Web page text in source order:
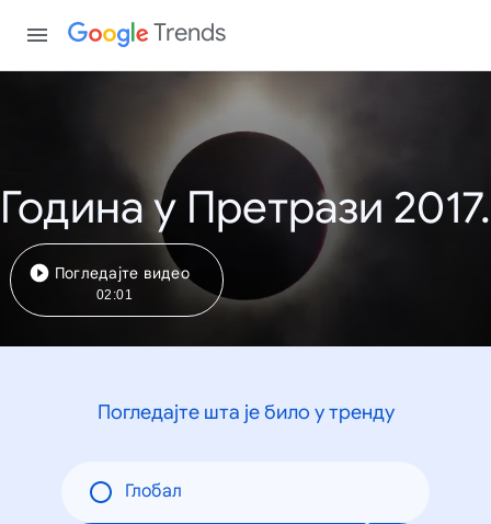
Trends
Година у Претрази 2017.
Погледајте видео
02:01
Погледајте шта је било у тренду
Глобал